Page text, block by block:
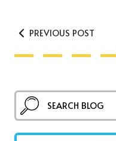
PREVIOUS POST